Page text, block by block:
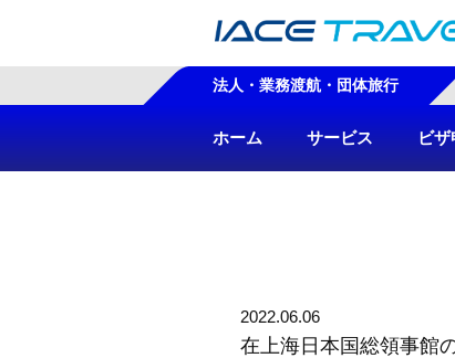
法人・業務渡航・団体旅行
ホーム サービス ビ
2022.06.06
在上海日本国総領事館